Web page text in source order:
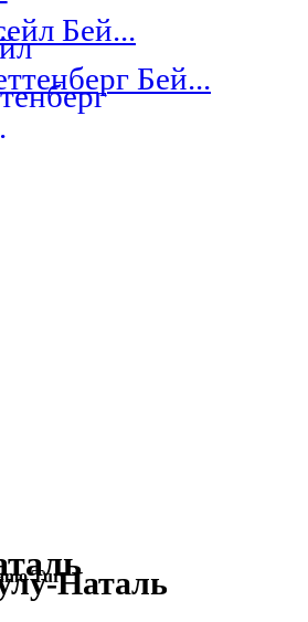
Бей...
Бей...
TurНаталь